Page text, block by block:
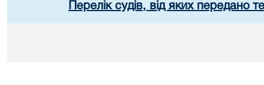
Перелік судів, від яких передано